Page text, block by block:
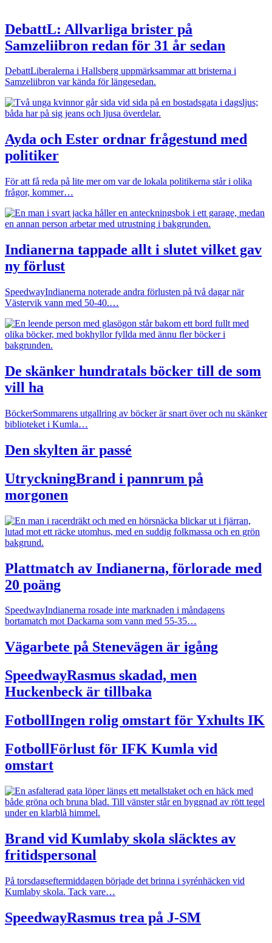
DebattL: Allvarliga brister på
Samzeliibron redan för 31 år sedan
DebattLiberalerna i Hallsberg uppmärksammar att bristerna i
Samzeliibron var kända för längesedan.
Ayda och Ester ordnar frågestund med
politiker
För att få reda på lite mer om var de lokala politikerna står i olika
frågor, kommer…
Indianerna tappade allt i slutet vilket gav
ny förlust
SpeedwayIndianerna noterade andra förlusten på två dagar när
Västervik vann med 50-40.…
De skänker hundratals böcker till de som
vill ha
BöckerSommarens utgallring av böcker är snart över och nu skänker
biblioteket i Kumla…
Den skylten är passé
UtryckningBrand i pannrum på
morgonen
Plattmatch av Indianerna, förlorade med
20 poäng
SpeedwayIndianerna rosade inte marknaden i måndagens
bortamatch mot Dackarna som vann med 55-35…
Vägarbete på Stenevägen är igång
SpeedwayRasmus skadad, men
Huckenbeck är tillbaka
FotbollIngen rolig omstart för Yxhults IK
FotbollFörlust för IFK Kumla vid
omstart
Brand vid Kumlaby skola släcktes av
fritidspersonal
På torsdagseftermiddagen började det brinna i syrénhäcken vid
Kumlaby skola. Tack vare…
SpeedwayRasmus trea på J-SM